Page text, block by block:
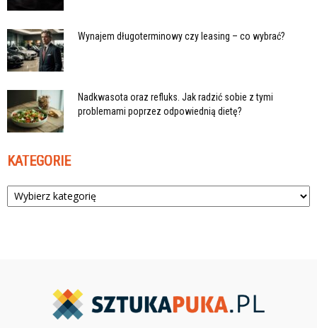
Wynajem długoterminowy czy leasing – co wybrać?
Nadkwasota oraz refluks. Jak radzić sobie z tymi
problemami poprzez odpowiednią dietę?
KATEGORIE
Kategorie